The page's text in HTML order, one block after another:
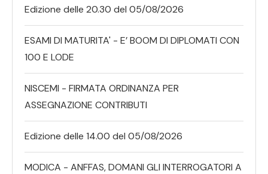
Edizione delle 20.30 del 05/08/2026
ESAMI DI MATURITA' - E’ BOOM DI DIPLOMATI CON
100 E LODE
NISCEMI - FIRMATA ORDINANZA PER
ASSEGNAZIONE CONTRIBUTI
Edizione delle 14.00 del 05/08/2026
MODICA - ANFFAS, DOMANI GLI INTERROGATORI A